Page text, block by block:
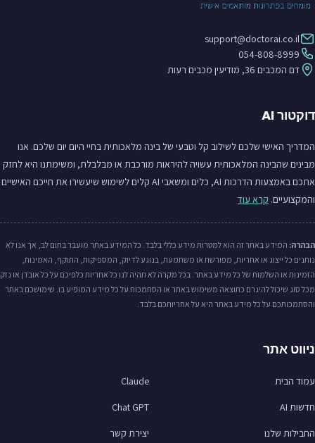
support@doctorai.co.il
054-808-8999
דם המכבים 36, מודיעין מכבים רעות
דוקטור AI
המדריך האישי שלכם לשילוב קל וטבעי של בינה מלאכותית בחיי היום יום שלכם. אנו
מבינים שהבינה המלאכותית עשויה להיראות מורכבת או מבלבלת, ומשימתנו היא לחזק
אתכם באמצעות הדרכות AI, כלים ומשאבי AI קלים לשימוש שיעשירו את חייכם האישיים
והמקצועיים. קרא עוד
הבהרה: המידע באתר זה הוא למטרות מידע כללי בלבד. כל המידע באתר מועבר בתום לב, אך אנו לא
נותנים כל ייצוג או אחריות, מפורשת או משתמעת, בנוגע לדיוק, המספיקות, התוקף, האמינות,
הזמינות או השלמות של כל מידע באתר. בכל מקרה לא תהיה לנו כל אחריות כלפיכם על כל אובדן או נזק
מכל סוג שיכול להיגרם כתוצאה משימוש באתר או הסתמכות על כל מידע המופיע בו. שימושכם באתר
והסתמכותכם על כל מידע באתר היא על אחריותכם בלבד.
ניווט אתר
עמוד הבית
חדשות AI
החבילות שלנו
Claude
Chat GPT
יצירת קשר